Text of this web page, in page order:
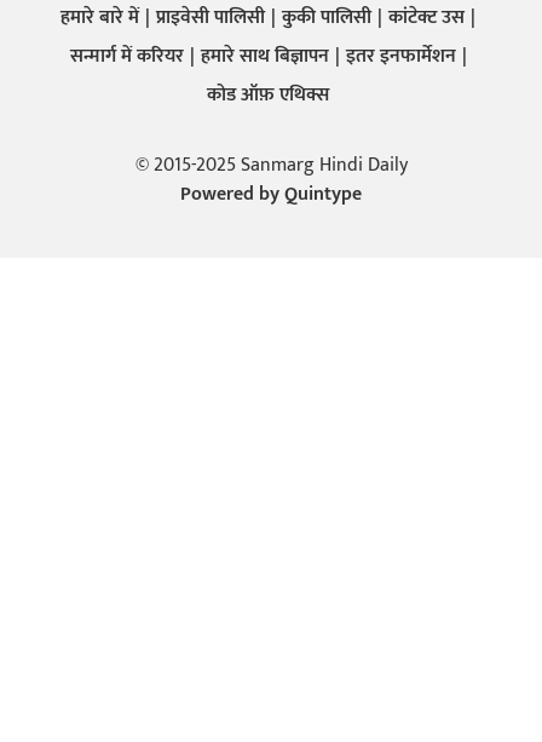
हमारे बारे में प्राइवेसी पालिसी कुकी पालिसी कांटेक्ट उस
सन्मार्ग में करियर हमारे साथ बिज्ञापन इतर इनफार्मेशन
कोड ऑफ़ एथिक्स
© 2015-2025 Sanmarg Hindi Daily
Powered byQuintype